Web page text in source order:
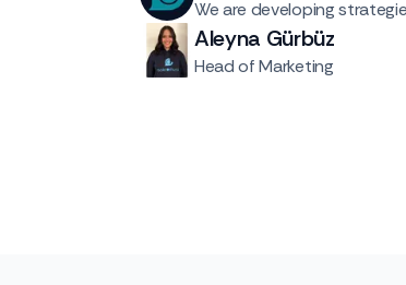
We are developing
Aleyna Gürbüz
Head of Marketing